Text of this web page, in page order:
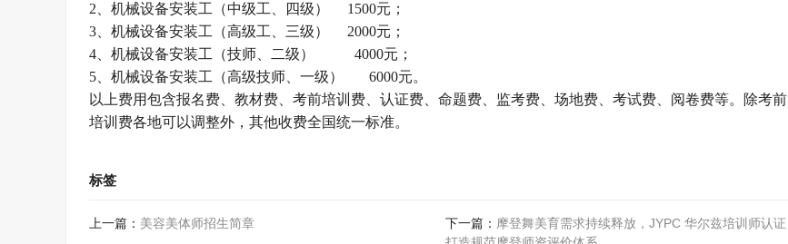
2 、机械设备安装工（中级工、四级） 1500元；
3 、机械设备安装工（高级工、三级） 2000元；
4 、机械设备安装工（技师、二级） 4000元；
5 、机械设备安装工（高级技师、一级） 6000元。
以上费用包含报名费、教材费、考前培训费、认证费、命题费、监考费、场地费、考试费、阅卷费等。除考前
培训费各地可以调整外，其他收费全国统一标准。
标签
上一篇： 美容美体师招生简章 下一篇： 摩登舞美育需求持续释放，JYPC 华尔兹培训师认证